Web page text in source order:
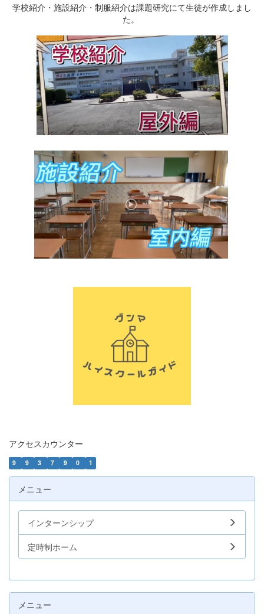
学校紹介・施設紹介・制服紹介は課題研究にて生徒が作成しまし
た。
アクセスカウンター
9 9 3 7 9 0 1
メニュー
インターンシップ
定時制ホーム
メニュー